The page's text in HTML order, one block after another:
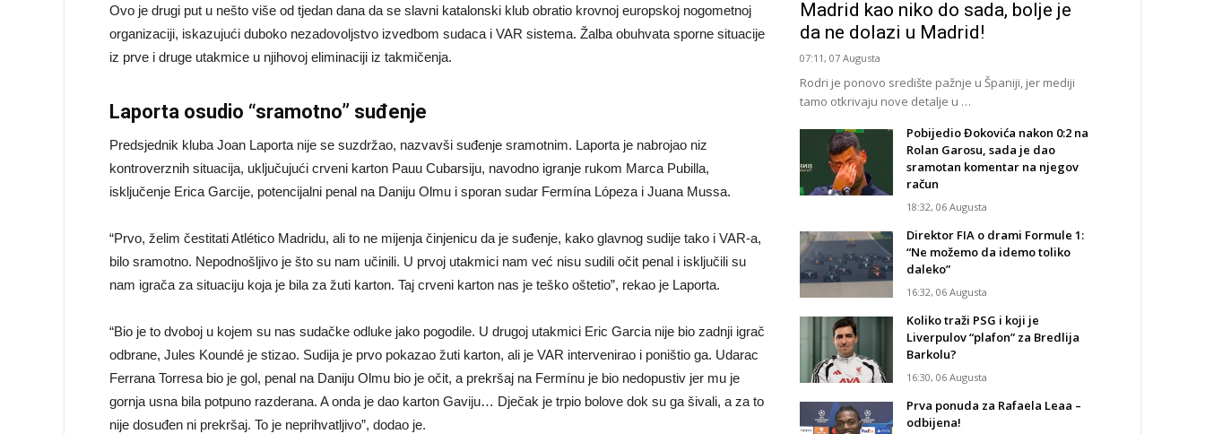
Ovo je drugi put u nešto više od tjedan dana da se slavni katalonski klub obratio krovnoj europskoj nogometnoj
organizaciji, iskazujući duboko nezadovoljstvo izvedbom sudaca i VAR sistema. Žalba obuhvata sporne situacije
iz prve i druge utakmice u njihovoj eliminaciji iz takmičenja.
Laporta osudio “sramotno” suđenje
Predsjednik kluba Joan Laporta nije se suzdržao, nazvavši suđenje sramotnim. Laporta je nabrojao niz
kontroverznih situacija, uključujući crveni karton Pauu Cubarsiju, navodno igranje rukom Marca Pubilla,
isključenje Erica Garcije, potencijalni penal na Daniju Olmu i sporan sudar Fermína Lópeza i Juana Mussa.
“Prvo, želim čestitati Atlético Madridu, ali to ne mijenja činjenicu da je suđenje, kako glavnog sudije tako i VAR-a,
bilo sramotno. Nepodnošljivo je što su nam učinili. U prvoj utakmici nam već nisu sudili očit penal i isključili su
nam igrača za situaciju koja je bila za žuti karton. Taj crveni karton nas je teško oštetio”, rekao je Laporta.
“Bio je to dvoboj u kojem su nas sudačke odluke jako pogodile. U drugoj utakmici Eric Garcia nije bio zadnji igrač
odbrane, Jules Koundé je stizao. Sudija je prvo pokazao žuti karton, ali je VAR intervenirao i poništio ga. Udarac
Ferrana Torresa bio je gol, penal na Daniju Olmu bio je očit, a prekršaj na Fermínu je bio nedopustiv jer mu je
gornja usna bila potpuno razderana. A onda je dao karton Gaviju… Dječak je trpio bolove dok su ga šivali, a za to
nije dosuđen ni prekršaj. To je neprihvatljivo”, dodao je.
Madrid kao niko do sada, bolje je
da ne dolazi u Madrid!
07:11, 07 Augusta
Rodri je ponovo središte pažnje u Španiji, jer mediji
tamo otkrivaju nove detalje u …
Pobijedio Đokovića nakon 0:2 na
Rolan Garosu, sada je dao
sramotan komentar na njegov
račun
18:32, 06 Augusta
Direktor FIA o drami Formule 1:
“Ne možemo da idemo toliko
daleko”
16:32, 06 Augusta
Koliko traži PSG i koji je
Liverpulov “plafon” za Bredlija
Barkolu?
16:30, 06 Augusta
Prva ponuda za Rafaela Leaa –
odbijena!